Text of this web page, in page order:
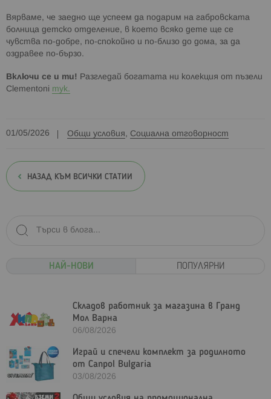
Вярваме, че заедно ще успеем да подарим на габровската
болница детско отделение, в което всяко дете ще се
чувства по-добре, по-спокойно и по-близо до дома, за да
оздравее по-бързо.
Включи се и ти!
Разгледай богатата ни колекция от пъзели
Clementoni тук.
01/05/2026 Общи условия, Социална отговорност
НАЗАД КЪМ ВСИЧКИ СТАТИИ
НАЙ-НОВИ
Складов работник за магазина в Гранд
Мол Варна
06/08/2026
Играй и спечели комплект за родилното
от Canpol Bulgaria
03/08/2026
ПОПУЛЯРНИ